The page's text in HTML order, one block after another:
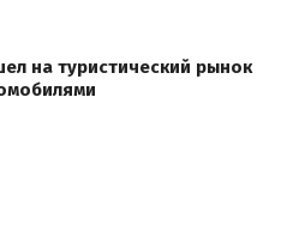
на туристический рынок